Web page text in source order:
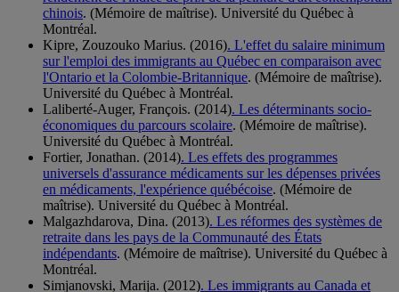
chinois. (Mémoire de maîtrise). Université du Québec à
Montréal.
Kipre, Zouzouko Marius. (2016). L'effet du salaire minimum
sur l'emploi des immigrants au Québec en comparaison avec
l'Ontario et la Colombie-Britannique. (Mémoire de maîtrise).
Université du Québec à Montréal.
Laliberté-Auger, François. (2014). Les déterminants socio-
économiques du parcours scolaire. (Mémoire de maîtrise).
Université du Québec à Montréal.
Fortier, Jonathan. (2014). Les effets des programmes
universels d'assurance médicaments sur les dépenses privées
en médicaments, l'expérience québécoise. (Mémoire de
maîtrise). Université du Québec à Montréal.
Malgazhdarova, Dina. (2013). Les réformes des systèmes de
retraite dans les pays de la Communauté des États
indépendants. (Mémoire de maîtrise). Université du Québec à
Montréal.
Simjanovski, Marija. (2012). Les immigrants au Canada et